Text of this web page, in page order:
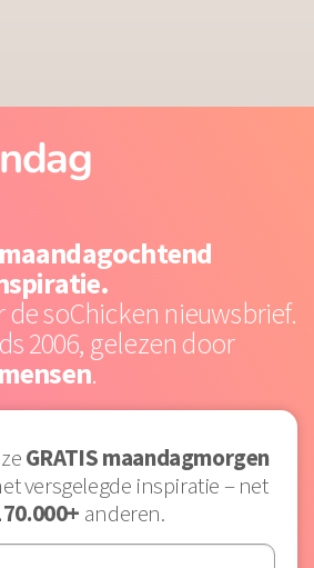
de soChicken nieuwsbrief.
2006, gelezen door
.
GRATISmaandagmorgen
versgelegde inspiratie – net
anderen.